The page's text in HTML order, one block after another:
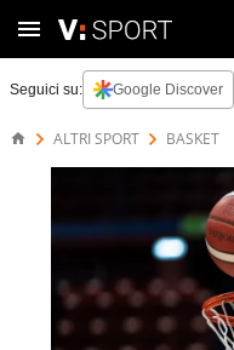
Seguici su: Google Discover
ALTRI SPORT BASKET